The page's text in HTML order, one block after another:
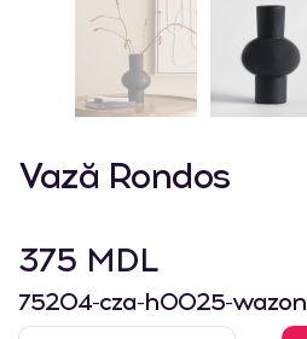
Vază Rondos
375 MDL
75204-cza-h0025-wazon